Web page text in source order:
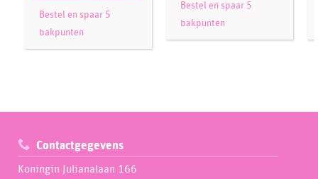
Bestel en spaar 5
bakpunten
Bestel en spaar 5
bakpunten
Contactgegevens
Koningin Julianalaan 166